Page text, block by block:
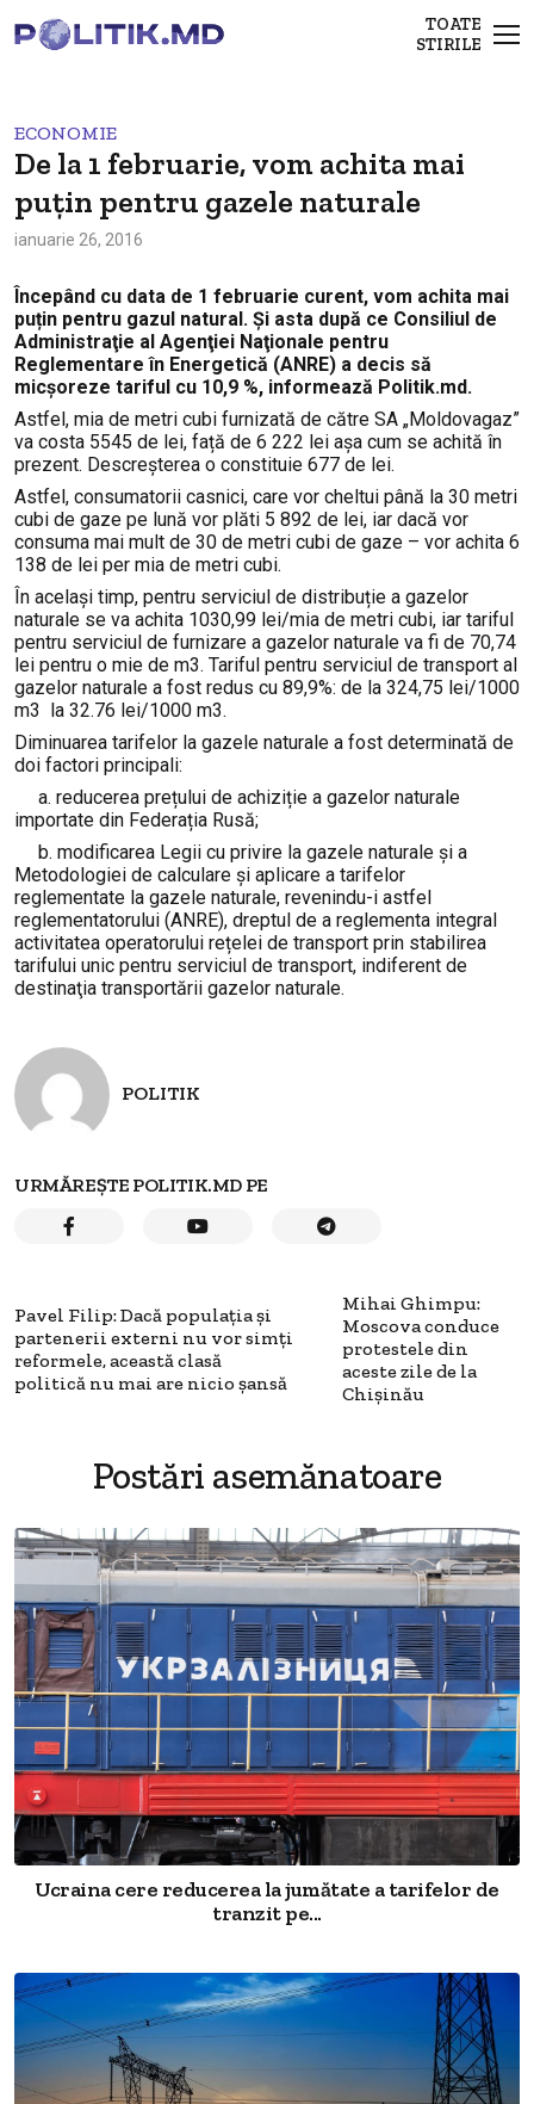
TOATE
STIRILE
ECONOMIE
De la 1 februarie, vom achita mai
puțin pentru gazele naturale
ianuarie 26, 2016
Începând cu data de 1 februarie curent, vom achita mai
puțin pentru gazul natural. Și asta după ce Consiliul de
Administraţie al Agenţiei Naţionale pentru
Reglementare în Energetică (ANRE) a decis să
micșoreze tariful cu 10,9 %, informează Politik.md.
Astfel, mia de metri cubi furnizată de către SA „Moldovagaz”
va costa 5545 de lei, față de 6 222 lei așa cum se achită în
prezent. Descreșterea o constituie 677 de lei.
Astfel, consumatorii casnici, care vor cheltui până la 30 metri
cubi de gaze pe lună vor plăti 5 892 de lei, iar dacă vor
consuma mai mult de 30 de metri cubi de gaze – vor achita 6
138 de lei per mia de metri cubi.
În același timp, pentru serviciul de distribuție a gazelor
naturale se va achita 1030,99 lei/mia de metri cubi, iar tariful
pentru serviciul de furnizare a gazelor naturale va fi de 70,74
lei pentru o mie de m3. Tariful pentru serviciul de transport al
gazelor naturale a fost redus cu 89,9%: de la 324,75 lei/1000
m3 la 32.76 lei/1000 m3.
Diminuarea tarifelor la gazele naturale a fost determinată de
doi factori principali:
a. reducerea prețului de achiziție a gazelor naturale
importate din Federația Rusă;
b. modificarea Legii cu privire la gazele naturale și a
Metodologiei de calculare și aplicare a tarifelor
reglementate la gazele naturale, revenindu-i astfel
reglementatorului (ANRE), dreptul de a reglementa integral
activitatea operatorului rețelei de transport prin stabilirea
tarifului unic pentru serviciul de transport, indiferent de
destinaţia transportării gazelor naturale.
POLITIK
URMĂREȘTE POLITIK.MD PE
Pavel Filip: Dacă populația și
partenerii externi nu vor simți
reformele, această clasă
politică nu mai are nicio șansă
Mihai Ghimpu:
Moscova conduce
protestele din
aceste zile de la
Chișinău
Postări asemănatoare
Ucraina cere reducerea la jumătate a tarifelor de
tranzit pe...